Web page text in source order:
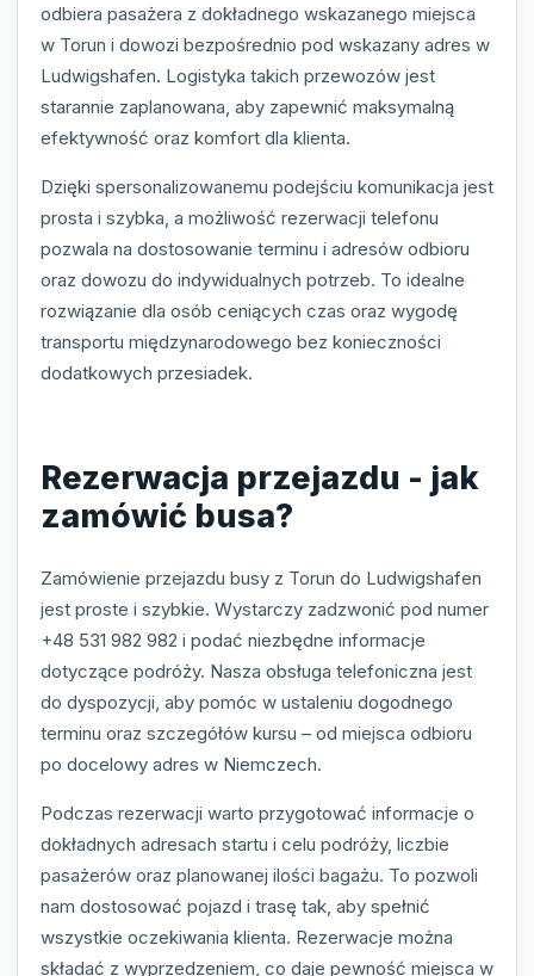
odbiera pasażera z dokładnego wskazanego miejsca
w Torun i dowozi bezpośrednio pod wskazany adres w
Ludwigshafen. Logistyka takich przewozów jest
starannie zaplanowana, aby zapewnić maksymalną
efektywność oraz komfort dla klienta.
Dzięki spersonalizowanemu podejściu komunikacja jest
prosta i szybka, a możliwość rezerwacji telefonu
pozwala na dostosowanie terminu i adresów odbioru
oraz dowozu do indywidualnych potrzeb. To idealne
rozwiązanie dla osób ceniących czas oraz wygodę
transportu międzynarodowego bez konieczności
dodatkowych przesiadek.
Rezerwacja przejazdu - jak
zamówić busa?
Zamówienie przejazdu busy z Torun do Ludwigshafen
jest proste i szybkie. Wystarczy zadzwonić pod numer
+48 531 982 982 i podać niezbędne informacje
dotyczące podróży. Nasza obsługa telefoniczna jest
do dyspozycji, aby pomóc w ustaleniu dogodnego
terminu oraz szczegółów kursu – od miejsca odbioru
po docelowy adres w Niemczech.
Podczas rezerwacji warto przygotować informacje o
dokładnych adresach startu i celu podróży, liczbie
pasażerów oraz planowanej ilości bagażu. To pozwoli
nam dostosować pojazd i trasę tak, aby spełnić
wszystkie oczekiwania klienta. Rezerwacje można
składać z wyprzedzeniem, co daje pewność miejsca w